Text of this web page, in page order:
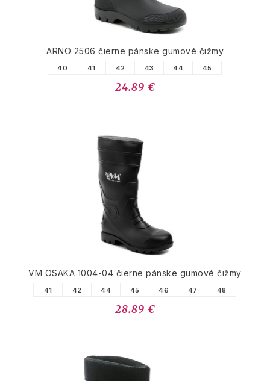
ARNO 2506 čierne pánske gumové čižmy
40 41 42 43 44 45
24.89 €
VM OSAKA 1004-04 čierne pánske gumové čižmy
41 42 44 45 46 47 48
28.89 €